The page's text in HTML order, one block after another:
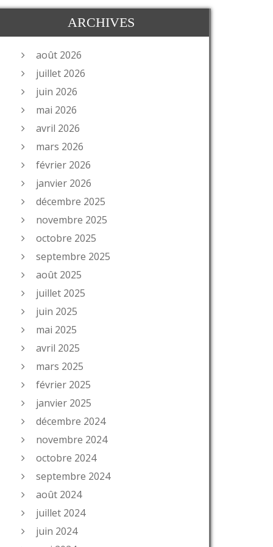
ARCHIVES
août 2026
juillet 2026
juin 2026
mai 2026
avril 2026
mars 2026
février 2026
janvier 2026
décembre 2025
novembre 2025
octobre 2025
septembre 2025
août 2025
juillet 2025
juin 2025
mai 2025
avril 2025
mars 2025
février 2025
janvier 2025
décembre 2024
novembre 2024
octobre 2024
septembre 2024
août 2024
juillet 2024
juin 2024